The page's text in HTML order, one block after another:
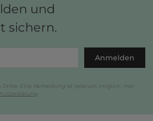
und
sichern.
Anmelden
Dritte. Eine Abmeldung ist jederzeit möglich. Hier